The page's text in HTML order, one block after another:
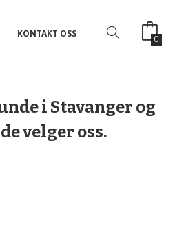
KONTAKT OSS 0
i Stavanger og
velger oss.